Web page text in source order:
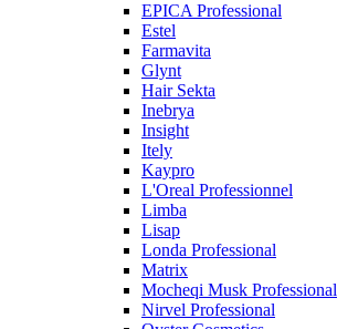
EPICA Professional
Estel
Farmavita
Glynt
Hair Sekta
Inebrya
Insight
Itely
Kaypro
L'Oreal Professionnel
Limba
Lisap
Londa Professional
Matrix
Mocheqi Musk Professional
Nirvel Professional